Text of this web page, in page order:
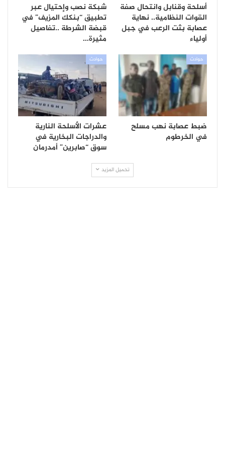
أسلحة وقنابل وانتحال صفة
القوات النظامية.. نهاية
عصابة بثت الرعب في جبل
أولياء
شبكة نصب وإحتيال عبر
تطبيق “بنكك المزيف” في
قبضة الشرطة ..تفاصيل
مثيرة…
حوادث
ضبط عصابة نهب مسلح
في الخرطوم
حوادث
عشرات الأسلحة النارية
والدراجات البخارية في
سوق “صابرين” أمدرمان
تحميل المزيد